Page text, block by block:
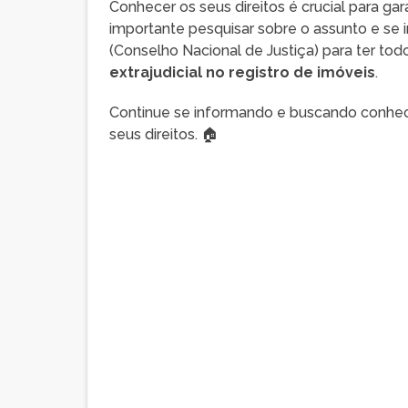
Conhecer os seus direitos é crucial para
importante pesquisar sobre o assunto e se
(Conselho Nacional de Justiça) para ter
extrajudicial no registro de imóveis.
Continue se informando e buscando
seus direitos. 🏠